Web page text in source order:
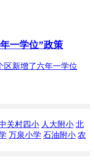
一学位”政策
区新增了六年一学位
关村四小 人大附小 北
万泉小学 石油附小 农